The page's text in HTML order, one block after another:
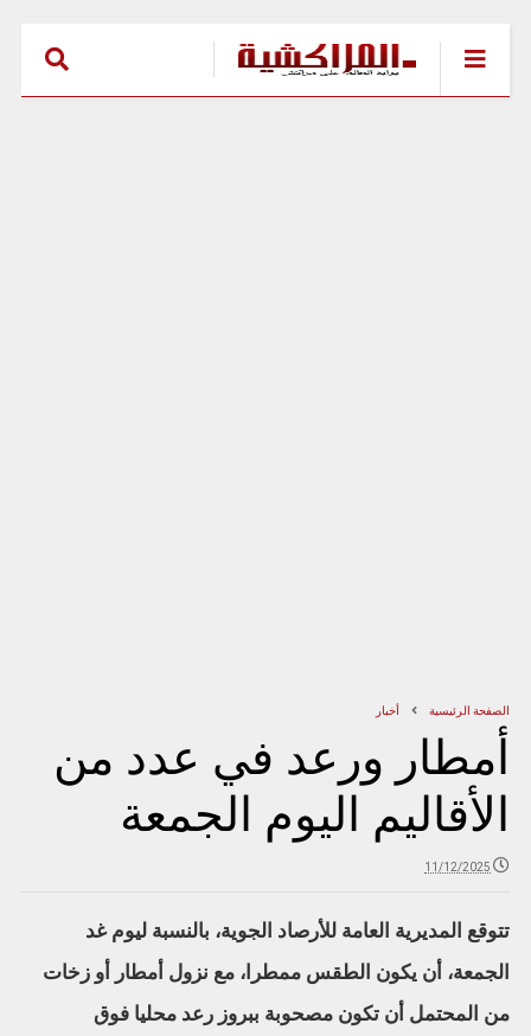
الصفحة الرئيسية أخبار
أمطار ورعد في عدد من
الأقاليم اليوم الجمعة
11/12/2025
تتوقع المديرية العامة للأرصاد الجوية، بالنسبة ليوم غد
الجمعة، أن يكون الطقس ممطرا، مع نزول أمطار أو زخات
من المحتمل أن تكون مصحوبة ببروز رعد محليا فوق